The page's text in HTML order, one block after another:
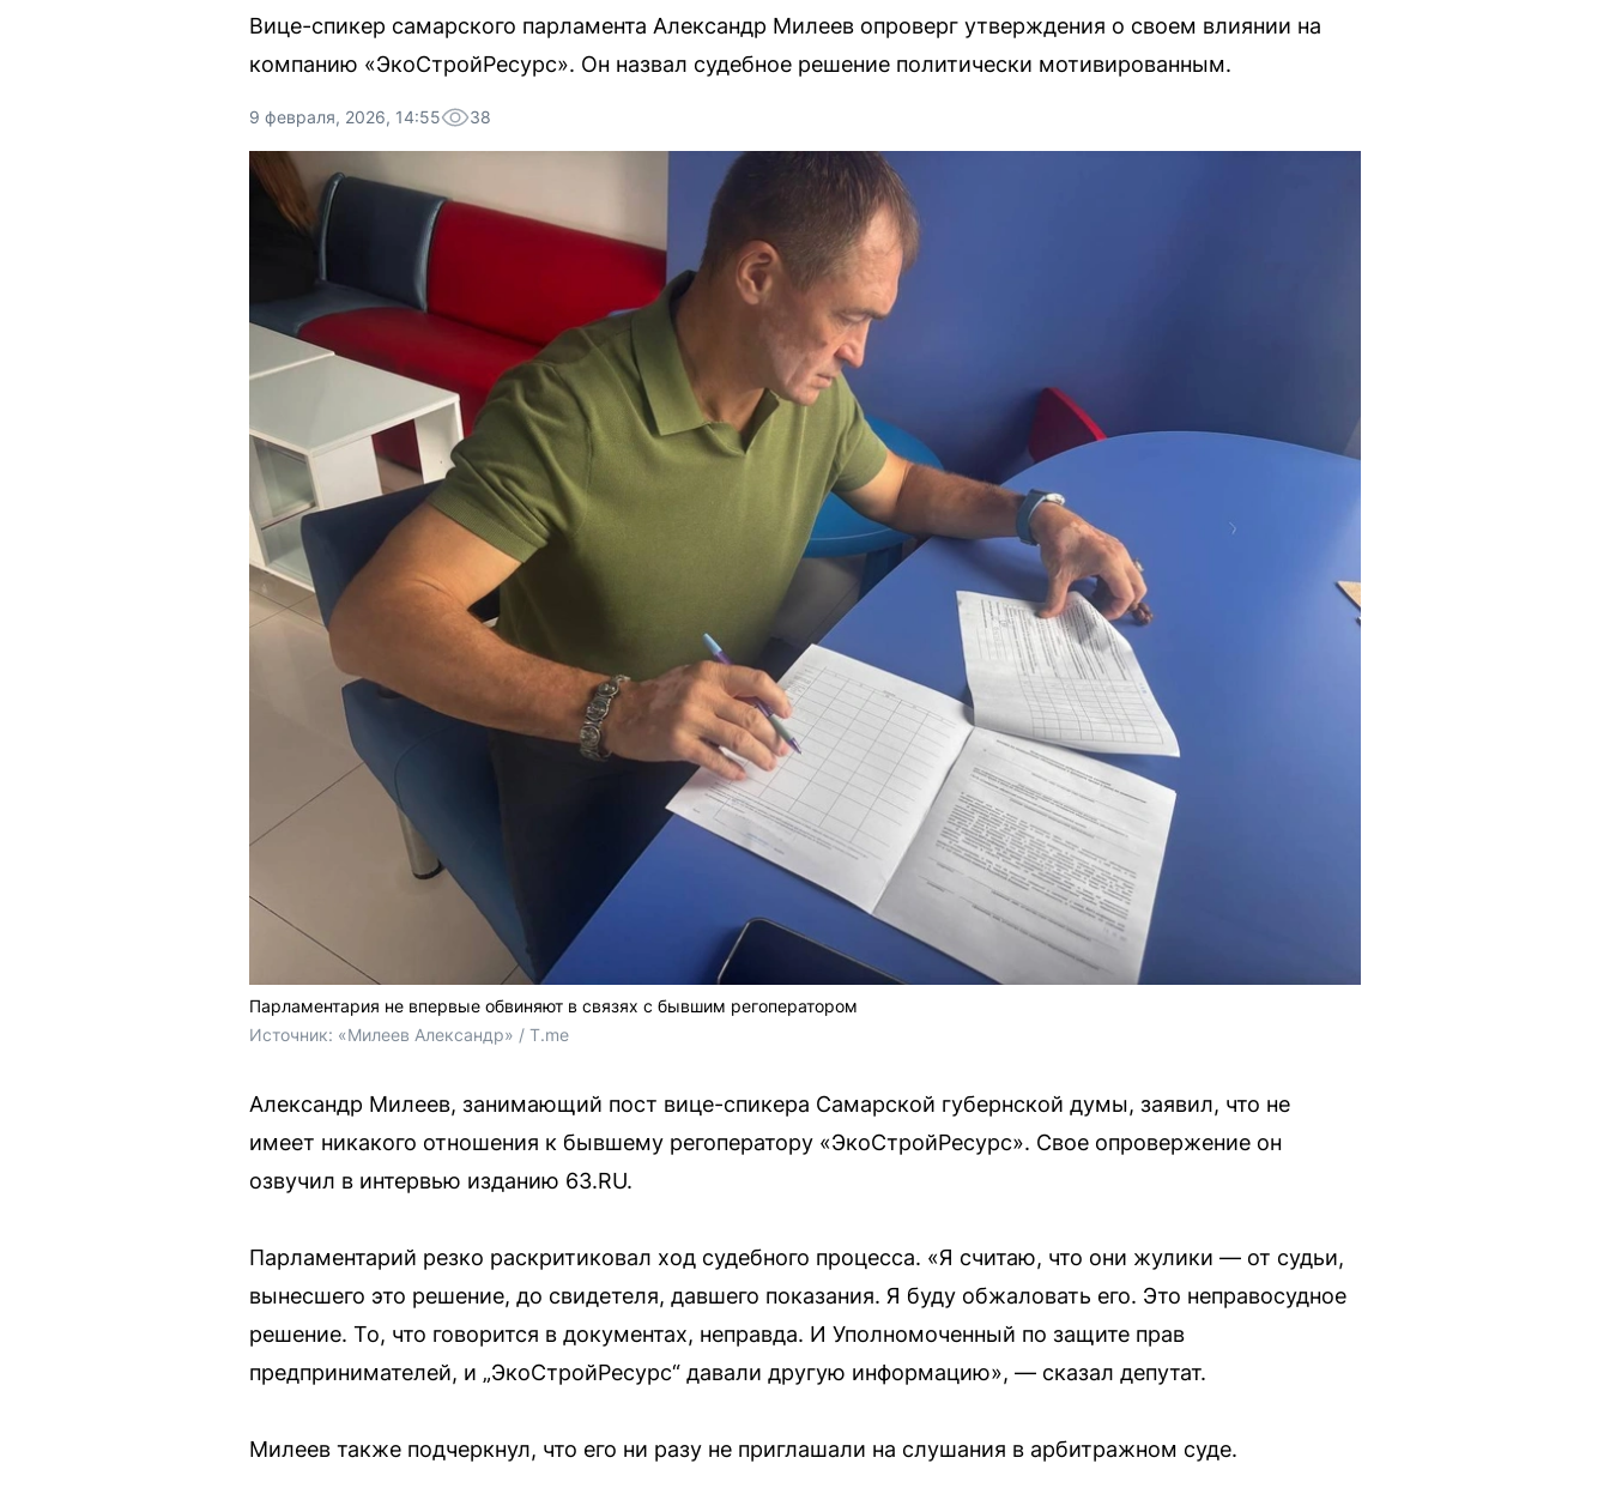
Вице-спикер самарского парламента Александр Милеев опроверг утверждения о своем влиянии на
компанию «ЭкоСтройРесурс». Он назвал судебное решение политически мотивированным.
9 февраля, 2026, 14:55 38
Парламентария не впервые обвиняют в связях с бывшим регоператором
Источник: «Милеев Александр» / T.me
Александр Милеев, занимающий пост вице-спикера Самарской губернской думы, заявил, что не
имеет никакого отношения к бывшему регоператору «ЭкоСтройРесурс». Свое опровержение он
озвучил в интервью изданию 63.RU.
Парламентарий резко раскритиковал ход судебного процесса. «Я считаю, что они жулики — от судьи,
вынесшего это решение, до свидетеля, давшего показания. Я буду обжаловать его. Это неправосудное
решение. То, что говорится в документах, неправда. И Уполномоченный по защите прав
предпринимателей, и „ЭкоСтройРесурс“ давали другую информацию», — сказал депутат.
Милеев также подчеркнул, что его ни разу не приглашали на слушания в арбитражном суде.